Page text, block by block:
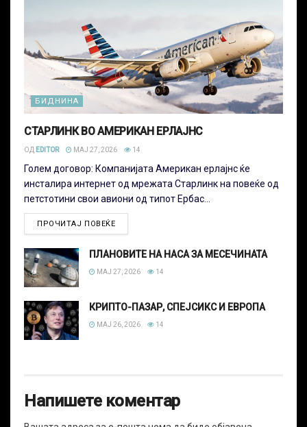
БИДНИНА
СТАРЛИНК ВО АМЕРИКАН ЕРЛАЈНС
ОД EDITOR МАЈ 27, 2026 14
Голем договор: Компанијата Американ ерлајнс ќе
инсталира интернет од мрежата Старлинк на повеќе од
петстотини свои авиони од типот Ербас...
ПРОЧИТАЈ ПОВЕЌЕ
ПЛАНОВИТЕ НА НАСА ЗА МЕСЕЧИНАТА
МАЈ 27, 2026 14
КРИПТО-ПАЗАР, СПЕЈСИКС И ЕВРОПА
МАЈ 26, 2026 14
Напишете коментар